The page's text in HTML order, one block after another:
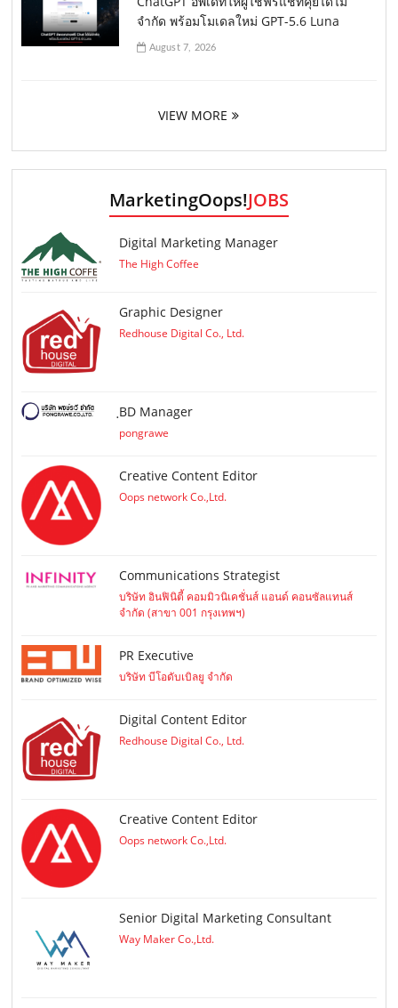
จำกัด พร้อมโมเดลใหม่ GPT-5.6 Luna
August 7, 2026
VIEW MORE
MarketingOops!JOBS
Digital Marketing Manager
The High Coffee
Graphic Designer
Redhouse Digital Co., Ltd.
ฺBD Manager
pongrawe
Creative Content Editor
Oops network Co.,Ltd.
Communications Strategist
บริษัท อินฟินิตี้ คอมมิวนิเคชั่นส์ แอนด์ คอนซัลแทนส์
จำกัด (สาขา 001 กรุงเทพฯ)
PR Executive
บริษัท บีโอดับเบิลยู จำกัด
Digital Content Editor
Redhouse Digital Co., Ltd.
Creative Content Editor
Oops network Co.,Ltd.
Senior Digital Marketing Consultant
Way Maker Co.,Ltd.